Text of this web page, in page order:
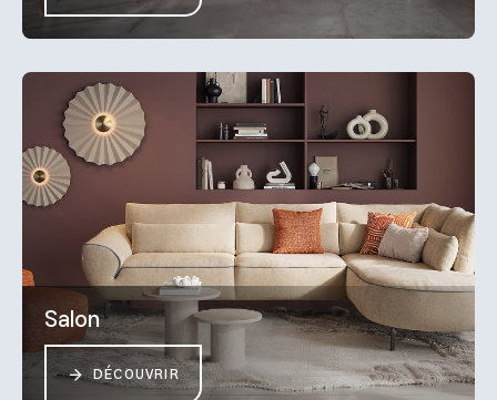
Salon
DÉCOUVRIR